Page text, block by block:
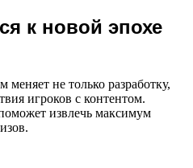
к новой эпохе
не только разработку,
игроков с контентом.
извлечь максимум